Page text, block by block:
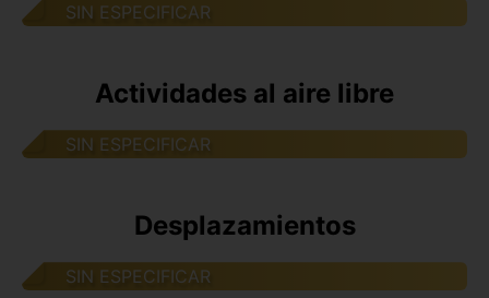
SIN ESPECIFICAR
Actividades al aire libre
SIN ESPECIFICAR
Desplazamientos
SIN ESPECIFICAR